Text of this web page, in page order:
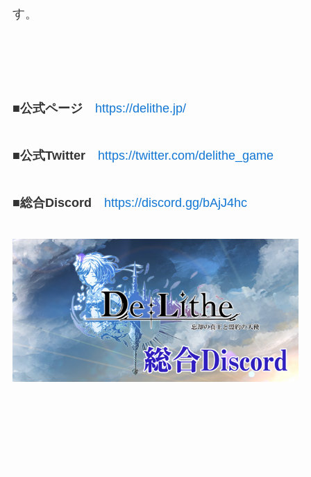
す。
■公式ページ https://delithe.jp/
■公式Twitter https://twitter.com/delithe_game
■総合Discord https://discord.gg/bAjJ4hc